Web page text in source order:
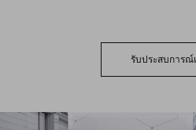
รับประสบการณ์